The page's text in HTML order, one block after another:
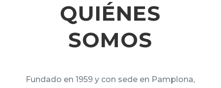
QUIÉNES
SOMOS
Fundado en 1959 y con sede en Pamplona,